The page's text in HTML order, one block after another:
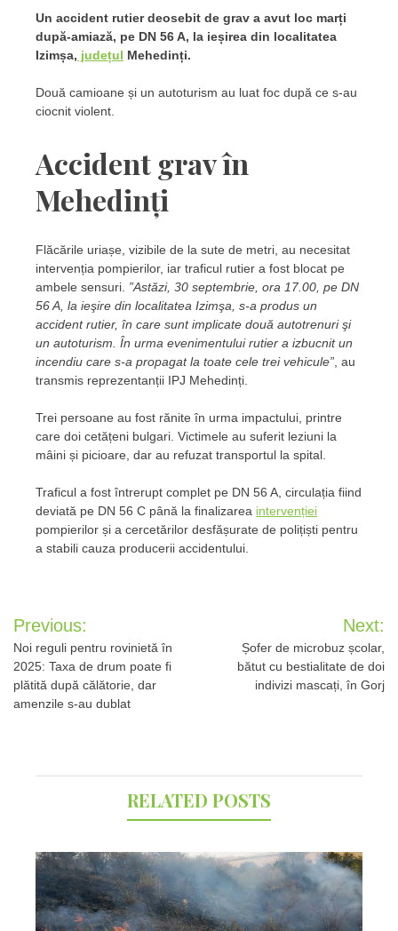
Un accident rutier deosebit de grav a avut loc marți
după-amiază, pe DN 56 A, la ieșirea din localitatea
Izimșa, județul Mehedinți.
Două camioane și un autoturism au luat foc după ce s-au
ciocnit violent.
Accident grav în
Mehedinți
Flăcările uriașe, vizibile de la sute de metri, au necesitat
intervenția pompierilor, iar traficul rutier a fost blocat pe
ambele sensuri. ”Astăzi, 30 septembrie, ora 17.00, pe DN
56 A, la ieşire din localitatea Izimşa, s-a produs un
accident rutier, în care sunt implicate două autotrenuri şi
un autoturism. În urma evenimentului rutier a izbucnit un
incendiu care s-a propagat la toate cele trei vehicule” , au
transmis reprezentanții IPJ Mehedinți.
Trei persoane au fost rănite în urma impactului, printre
care doi cetățeni bulgari. Victimele au suferit leziuni la
mâini și picioare, dar au refuzat transportul la spital.
Traficul a fost întrerupt complet pe DN 56 A, circulația fiind
deviată pe DN 56 C până la finalizarea intervenției
pompierilor și a cercetărilor desfășurate de polițiști pentru
a stabili cauza producerii accidentului.
Post
navigation
Previous:
Noi reguli pentru rovinietă în
2025: Taxa de drum poate fi
plătită după călătorie, dar
amenzile s-au dublat
Next:
Șofer de microbuz școlar,
bătut cu bestialitate de doi
indivizi mascați, în Gorj
RELATED POSTS